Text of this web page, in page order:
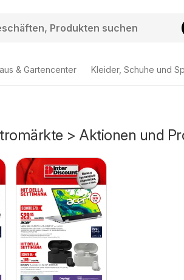
& Gartencenter Kleider, Schuhe und
> Aktionen und